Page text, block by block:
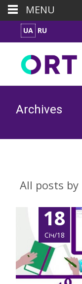
UA RU
Archives
All posts by
18
Січ/18
MENU